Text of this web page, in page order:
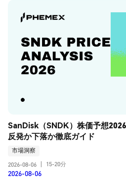
SanDisk（SNDK）株価予想
反発か下落か徹底ガイド
市場洞察
2026-08-06
15-20分
2026-08-06